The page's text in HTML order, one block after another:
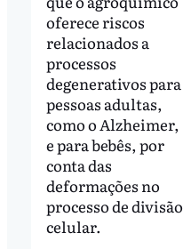
oferece riscos
relacionados a
processos
degenerativos para
pessoas adultas,
como o Alzheimer,
e para bebês, por
conta das
deformações no
processo de divisão
celular.